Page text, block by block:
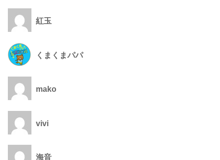
紅玉
くまくまパパ
mako
vivi
海音